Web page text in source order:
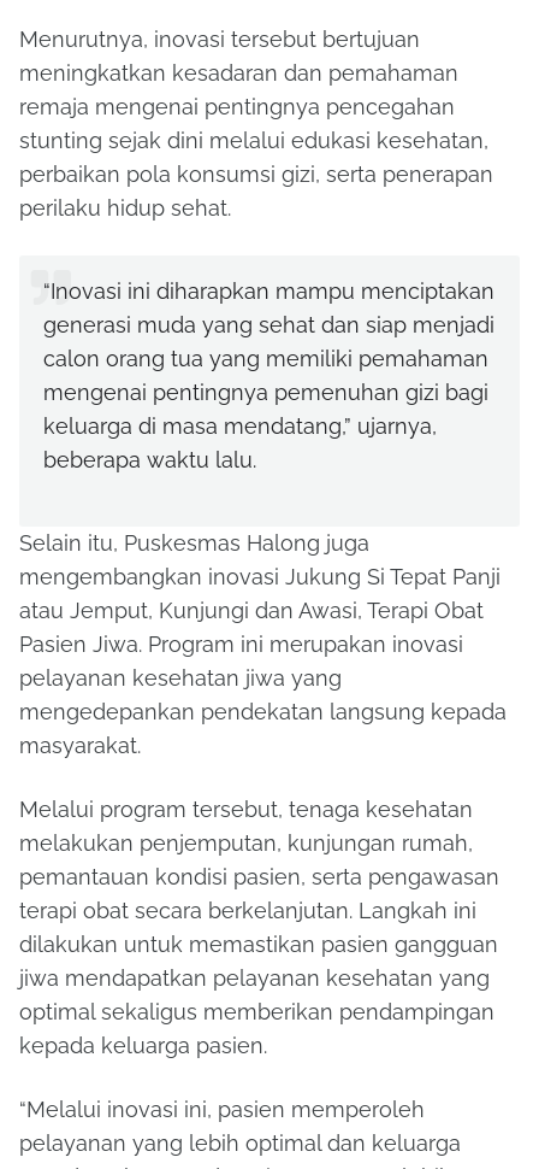
Menurutnya, inovasi tersebut bertujuan
meningkatkan kesadaran dan pemahaman
remaja mengenai pentingnya pencegahan
stunting sejak dini melalui edukasi kesehatan,
perbaikan pola konsumsi gizi, serta penerapan
perilaku hidup sehat.
“Inovasi ini diharapkan mampu menciptakan
generasi muda yang sehat dan siap menjadi
calon orang tua yang memiliki pemahaman
mengenai pentingnya pemenuhan gizi bagi
keluarga di masa mendatang,” ujarnya,
beberapa waktu lalu.
Selain itu, Puskesmas Halong juga
mengembangkan inovasi Jukung Si Tepat Panji
atau Jemput, Kunjungi dan Awasi, Terapi Obat
Pasien Jiwa. Program ini merupakan inovasi
pelayanan kesehatan jiwa yang
mengedepankan pendekatan langsung kepada
masyarakat.
Melalui program tersebut, tenaga kesehatan
melakukan penjemputan, kunjungan rumah,
pemantauan kondisi pasien, serta pengawasan
terapi obat secara berkelanjutan. Langkah ini
dilakukan untuk memastikan pasien gangguan
jiwa mendapatkan pelayanan kesehatan yang
optimal sekaligus memberikan pendampingan
kepada keluarga pasien.
“Melalui inovasi ini, pasien memperoleh
pelayanan yang lebih optimal dan keluarga